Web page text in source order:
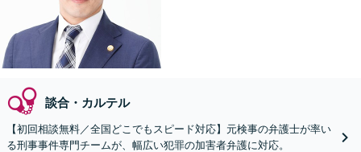
談合・カルテル
【初回相談無料／全国どこでもスピード対応】元検事の弁護士が率い
る刑事事件専門チームが、幅広い犯罪の加害者弁護に対応。